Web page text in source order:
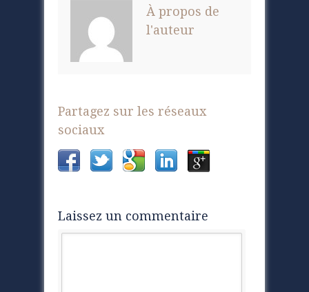
À propos de
l'auteur
Partagez sur les réseaux
sociaux
Laissez un commentaire